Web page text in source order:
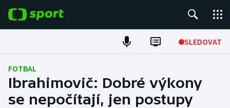
SLEDOVAT
Fotbal
Hokej
FOTBAL
Ibrahimovič: Dobré výkony
se nepočítají, jen postupy